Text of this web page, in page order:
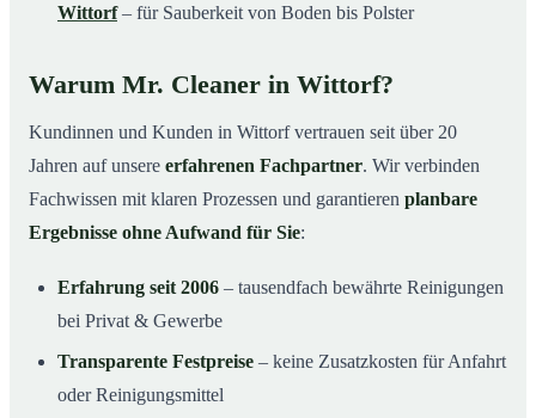
Wittorf– für Sauberkeit von Boden bis Polster
Warum Mr. Cleaner in Wittorf?
Kundinnen und Kunden in Wittorf vertrauen seit über 20
Jahren auf unsere erfahrenen Fachpartner. Wir verbinden
Fachwissen mit klaren Prozessen und garantieren planbare
Ergebnisse ohne Aufwand für Sie:
Erfahrung seit 2006 – tausendfach bewährte Reinigungen
bei Privat & Gewerbe
Transparente Festpreise – keine Zusatzkosten für Anfahrt
oder Reinigungsmittel